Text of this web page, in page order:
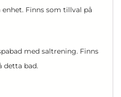
Finns som tillval på
med saltrening. Finns
detta bad.